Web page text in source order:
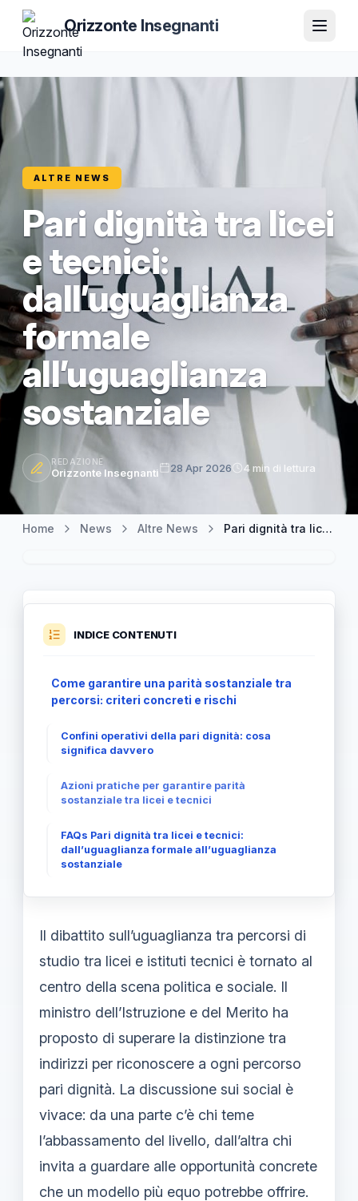
Orizzonte Insegnanti
ALTRE NEWS
Pari dignità tra licei
e tecnici:
dall’uguaglianza
formale
all’uguaglianza
sostanziale
REDAZIONE
Orizzonte Insegnanti 28 Apr 2026 4 min di lettura
Home News Altre News Pari dignità tra licei e tecnici: dall’uguaglianza formale all’uguaglianza sostanziale
INDICE CONTENUTI
Come garantire una parità sostanziale tra
percorsi: criteri concreti e rischi
Confini operativi della pari dignità: cosa
significa davvero
Azioni pratiche per garantire parità
sostanziale tra licei e tecnici
FAQs Pari dignità tra licei e tecnici:
dall’uguaglianza formale all’uguaglianza
sostanziale
Il dibattito sull’uguaglianza tra percorsi di
studio tra licei e istituti tecnici è tornato al
centro della scena politica e sociale. Il
ministro dell’Istruzione e del Merito ha
proposto di superare la distinzione tra
indirizzi per riconoscere a ogni percorso
pari dignità. La discussione sui social è
vivace: da una parte c’è chi teme
l’abbassamento del livello, dall’altra chi
invita a guardare alle opportunità concrete
che un modello più equo potrebbe offrire.